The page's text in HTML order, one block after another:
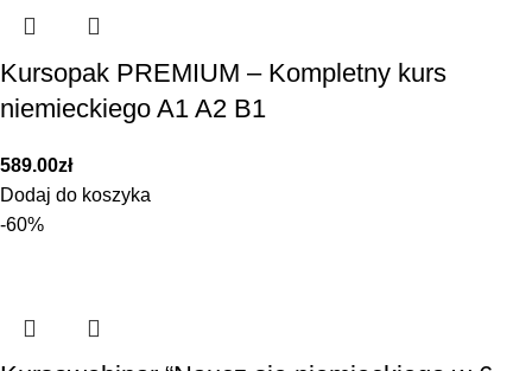
Kursopak PREMIUM – Kompletny kurs
niemieckiego A1 A2 B1
589.00zł
Dodaj do koszyka
-60%